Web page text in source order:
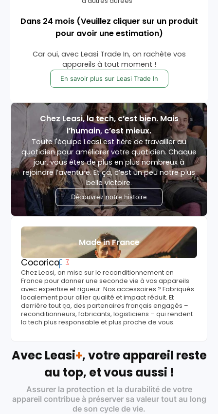
Dans 24 mois (Veuillez cliquer sur un produit
pour avoir une estimation)
Car oui, avec Leasi Trade In, on rachète vos
appareils à tout moment !
En savoir plus sur Leasi Trade In
Chez Leasi, la tech, c’est bien. Mais
l’humain, c’est mieux.
Toute l'équipe Leasi est fière de travailler au
quotidien pour améliorer votre quotidien. Chaque
jour, vous êtes de plus en plus nombreux à
rejoindre l’aventure. Et ça, c’est un peu notre plus
belle victoire.
Découvrez notre histoire
Made in France
Cocorico
Chez Leasi, on mise sur le reconditionnement en
France pour donner une seconde vie à vos appareils
avec expertise et rigueur. Nos accessoires ? Fabriqués
localement pour allier qualité et impact réduit. Et
derrière tout ça, des partenaires français engagés –
reconditionneurs, fabricants, logisticiens – qui rendent
la tech plus responsable et plus proche de vous.
Avec Leasi+, votre appareil reste
au top, et vous aussi !
Assurer la protection et la durabilité de votre
appareil contribue à préserver sa valeur tout au long
de son cycle de vie.